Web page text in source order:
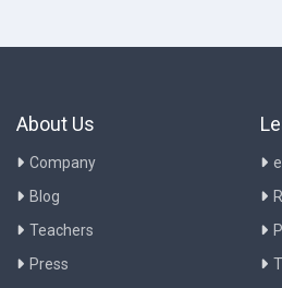
About Us
Company
Blog
Teachers
Press